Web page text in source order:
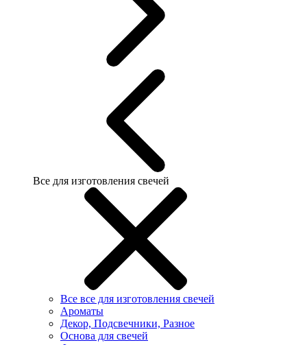
Все для изготовления свечей
Все все для изготовления свечей
Ароматы
Декор, Подсвечники, Разное
Основа для свечей